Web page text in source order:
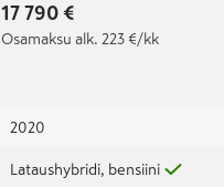
17 790 €
Osamaksu alk. 223 €/kk
2020
Lataushybridi, bensiini